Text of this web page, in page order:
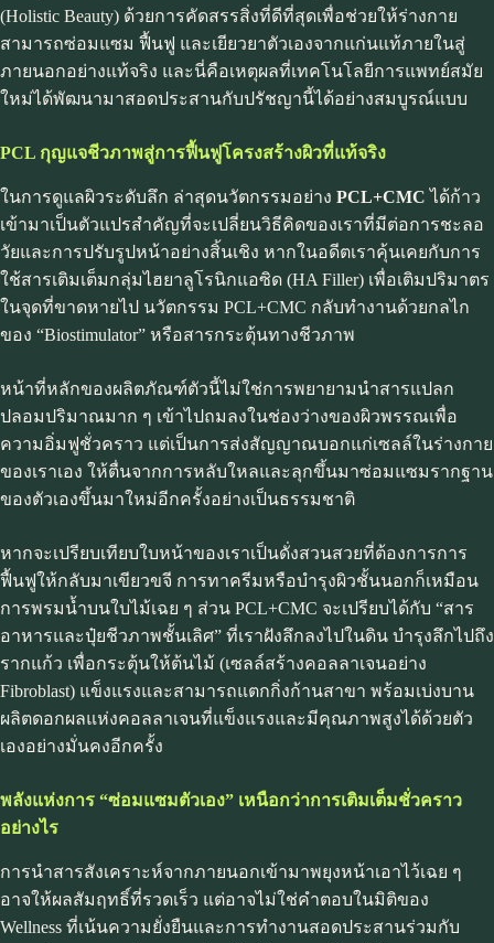
(Holistic Beauty) ด้วยการคัดสรรสิ่งที่ดีที่สุดเพื่อช่วยให้ร่างกาย
สามารถซ่อมแซม ฟื้นฟู และเยียวยาตัวเองจากแก่นแท้ภายในสู่
ภายนอกอย่างแท้จริง และนี่คือเหตุผลที่เทคโนโลยีการแพทย์สมัย
ใหม่ได้พัฒนามาสอดประสานกับปรัชญานี้ได้อย่างสมบูรณ์แบบ
PCL กุญแจชีวภาพสู่การฟื้นฟูโครงสร้างผิวที่แท้จริง
ในการดูแลผิวระดับลึก ล่าสุดนวัตกรรมอย่าง PCL+CMC ได้ก้าว
เข้ามาเป็นตัวแปรสำคัญที่จะเปลี่ยนวิธีคิดของเราที่มีต่อการชะลอ
วัยและการปรับรูปหน้าอย่างสิ้นเชิง หากในอดีตเราคุ้นเคยกับการ
ใช้สารเติมเต็มกลุ่มไฮยาลูโรนิกแอซิด (HA Filler) เพื่อเติมปริมาตร
ในจุดที่ขาดหายไป นวัตกรรม PCL+CMC กลับทำงานด้วยกลไก
ของ “Biostimulator” หรือสารกระตุ้นทางชีวภาพ
หน้าที่หลักของผลิตภัณฑ์ตัวนี้ไม่ใช่การพยายามนำสารแปลก
ปลอมปริมาณมาก ๆ เข้าไปถมลงในช่องว่างของผิวพรรณเพื่อ
ความอิ่มฟูชั่วคราว แต่เป็นการส่งสัญญาณบอกแก่เซลล์ในร่างกาย
ของเราเอง ให้ตื่นจากการหลับใหลและลุกขึ้นมาซ่อมแซมรากฐาน
ของตัวเองขึ้นมาใหม่อีกครั้งอย่างเป็นธรรมชาติ
หากจะเปรียบเทียบใบหน้าของเราเป็นดั่งสวนสวยที่ต้องการการ
ฟื้นฟูให้กลับมาเขียวขจี การทาครีมหรือบำรุงผิวชั้นนอกก็เหมือน
การพรมน้ำบนใบไม้เฉย ๆ ส่วน PCL+CMC จะเปรียบได้กับ “สาร
อาหารและปุ๋ยชีวภาพชั้นเลิศ” ที่เราฝังลึกลงไปในดิน บำรุงลึกไปถึง
รากแก้ว เพื่อกระตุ้นให้ต้นไม้ (เซลล์สร้างคอลลาเจนอย่าง
Fibroblast) แข็งแรงและสามารถแตกกิ่งก้านสาขา พร้อมเบ่งบาน
ผลิตดอกผลแห่งคอลลาเจนที่แข็งแรงและมีคุณภาพสูงได้ด้วยตัว
เองอย่างมั่นคงอีกครั้ง
พลังแห่งการ “ซ่อมแซมตัวเอง” เหนือกว่าการเติมเต็มชั่วคราว
อย่างไร
การนำสารสังเคราะห์จากภายนอกเข้ามาพยุงหน้าเอาไว้เฉย ๆ
อาจให้ผลสัมฤทธิ์ที่รวดเร็ว แต่อาจไม่ใช่คำตอบในมิติของ
Wellness ที่เน้นความยั่งยืนและการทำงานสอดประสานร่วมกับ